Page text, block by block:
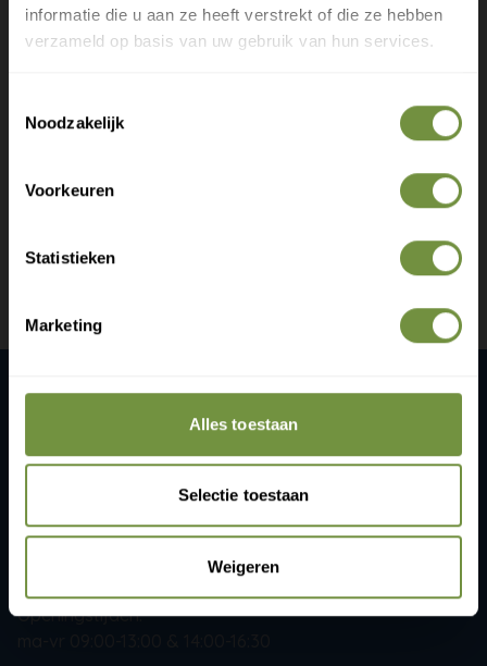
informatie die u aan ze heeft verstrekt of die ze hebben
verzameld op basis van uw gebruik van hun services.
Noodzakelijk
Voorkeuren
Statistieken
Marketing
Alles toestaan
Selectie toestaan
Weigeren
ThuiszorgWinkelOnline.nl
Gijsbrecht van Amstelstaat 258
+31 (0)20 760 47 20
info@thuiszorgwinkelonline.nl
Openingstijden:
Meld je aan voor onze nieuwsbrief en
ontvang direct een gratis verzending
Deskundige tips over zorg en herstel